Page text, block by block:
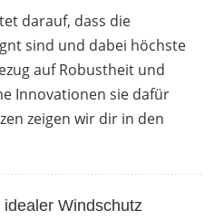
Dennoch
kaum Platz. Im
mit
enthalten. Dank der
kann keine kalte Luft
ist vor Verletzungen
es, dass sie 2
auch als nützlich, um
darauf, dass die
sind und dabei höchste
auf Robustheit und
Innovationen sie dafür
zeigen wir dir in den
Windschutz